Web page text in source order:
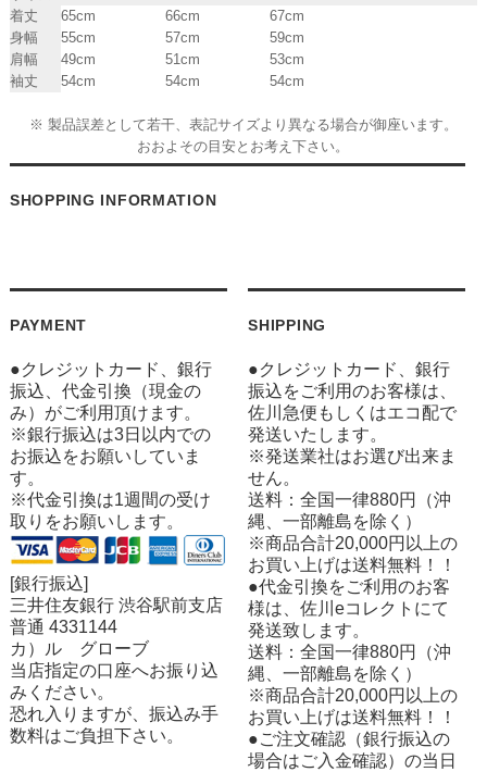
着丈
65cm 66cm
67cm
身幅
55cm 57cm
59cm
肩幅
49cm 51cm
53cm
袖丈
54cm 54cm 54cm
※ 製品誤差として若干、表記サイズより異なる場合が御座います。
おおよその目安とお考え下さい。
SHOPPING INFORMATION
PAYMENT
●クレジットカード、銀行
振込、代金引換（現金の
み）がご利用頂けます。
※銀行振込は3日以内での
お振込をお願いしていま
す。
※代金引換は1週間の受け
取りをお願いします。
[銀行振込]
三井住友銀行 渋谷駅前支店
普通 4331144
カ）ル グローブ
当店指定の口座へお振り込
みください。
恐れ入りますが、振込み手
数料はご負担下さい。
SHIPPING
●クレジットカード、銀行
振込をご利用のお客様は、
佐川急便もしくはエコ配で
発送いたします。
※発送業社はお選び出来ま
せん。
送料：全国一律880円（沖
縄、一部離島を除く）
※商品合計20,000円以上の
お買い上げは送料無料！！
●代金引換をご利用のお客
様は、佐川eコレクトにて
発送致します。
送料：全国一律880円（沖
縄、一部離島を除く）
※商品合計20,000円以上の
お買い上げは送料無料！！
●ご注文確認（銀行振込の
場合はご入金確認）の当日